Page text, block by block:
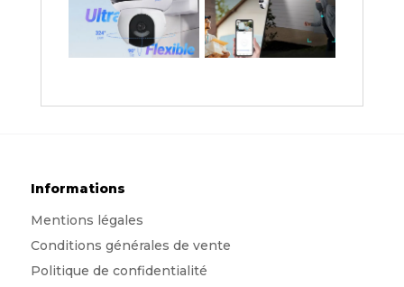
Informations
Mentions légales
Conditions générales de vente
Politique de confidentialité